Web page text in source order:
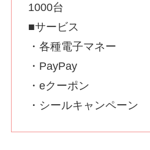
1000台
■サービス
・各種電子マネー
・PayPay
・eクーポン
・シールキャンペーン